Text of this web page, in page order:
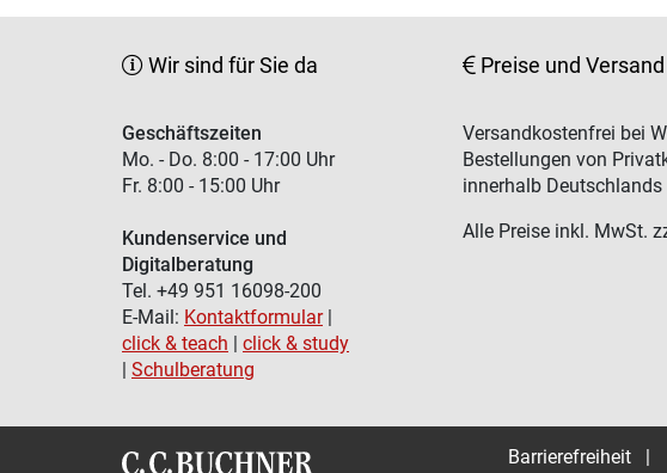
Wir sind für Sie da
Geschäftszeiten
Mo. - Do. 8:00 - 17:00 Uhr
Fr. 8:00 - 15:00 Uhr
Kundenservice und
Digitalberatung
Tel. +49 951 16098-200
E-Mail: Kontaktformular|
click & teach | click & study
| Schulberatung
Preise und Versand
Versandkostenfrei bei
Bestellungen von
innerhalb Deutschlands
Alle Preise inkl. MwSt.
Barrierefreiheit |